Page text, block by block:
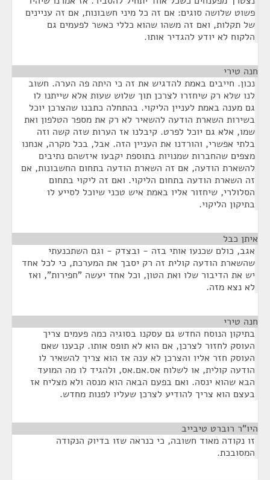
פשוט שלושה סוגים: אם זה כל מיני חשבונות, אם זה עניינים
של תקלות, ואם זה משהו שהוא כללי כאשר לפעמים גם
הלקוח לא יודע להגדיר אותו.
חנה טירי
נכון. חייבים באמת להדגיש את זה כי היתה פה הערה. חשוב
לנו שלא רק שיחזרו לצרכן תוך שלוש שעות אלא שייתנו לו
גם מענה באמת לעניין הליקוי. בהתחלה כתבנו שהצרכן יוכל
בשירות השארת הודעה להשאיר לא רק את מספר הטלפון ואת
שמו, אלא גם יוכל לפרט. קיבלנו אז הערות שזה קשה וזה
בלתי אפשרי, והורדנו את העניין הזה. אבל, בכל מקרה, אנחנו
מצפים שהחברות שמנויות בתוספת יקבעו איזשהם נתיבים
להשארת הודעה, אם זה השארת הודעה בתחום החשבונות, אם
זה השארת הודעה בתחום הליקוי. ואם זה ליקוי בתחום
הסלולרי, שיחזור אליו באמת איש טכני שיוכל לסייע לו
בתיקון הליקוי.
איתן כבל
אגב, כולם שכנעו אותי בזה - ובצדק - וגם השתכנעתי
שהשארת הודעה קולית זה רק יסבך את המערכת, כי לכל אחד
יש את הדיבור שלו ואת הטון, וכל אחד יעשה "חפירות", ואז
לא נצא מזה.
חנה טירי
בתיקון הנוסח החדש גם עסקנו בסוגיה כמה פעמים צריך
העוסק לחזור לצרכן, אם הוא לא תופס אותו. קבענו שאם
העוסק חזר אליו והצרכן לא ענה אז הוא צריך להשאיר לו
הודעה קולית, או לשלוח אס.אם.אס, ולהגיד לו מה המועד
הבא שהוא ינסה. ואם בפעם הבאה הוא מנסה ולא מצליח אז
בעצם הוא צריך להודיע לצרכן שעליו לפנות מחדש.
היו"ר רוברט טיבייב
זו נקודה מאוד חשובה, כי כנראה שזו בדיוק הנקודה
המסובכת.